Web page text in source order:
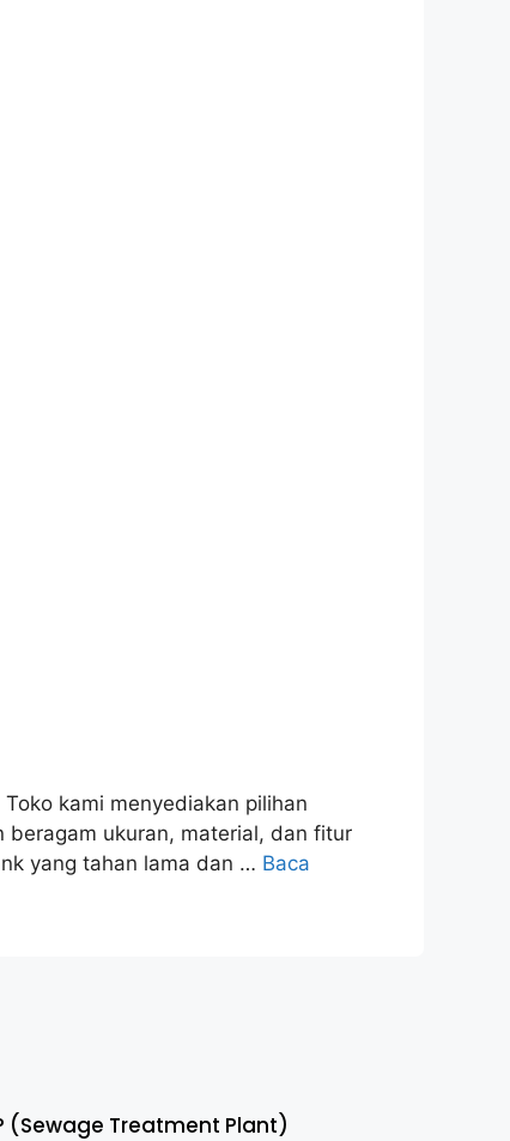
kami menyediakan pilihan
beragam ukuran, material, dan fitur
yang tahan lama dan … Baca
(Sewage Treatment Plant)